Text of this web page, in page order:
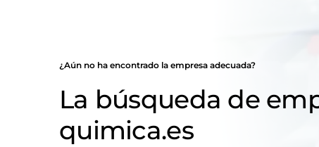
¿Aún no ha encontrado la empresa adecuada?
La búsqueda de
quimica.es